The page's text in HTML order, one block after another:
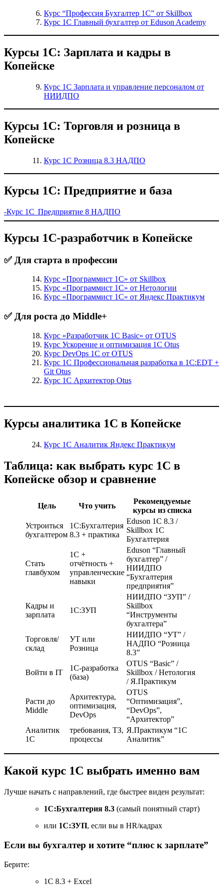
Курс “Профессия Бухгалтер 1С” от Skillbox
Курс 1С Главный бухгалтер от Eduson Academy
Курсы 1С: Зарплата и кадры в
Копейске
Курс 1С Зарплата и управление персоналом от
НИИДПО
Курсы 1С: Торговля и розница в
Копейске
Курс 1С Розница 8.3 НАДПО
Курсы 1С: Предприятие и база
-Курс 1С Предприятие 8 НАДПО
Курсы 1С-разработчик в Копейске
✅ Для старта в профессии
Курс «Программист 1С» от Skillbox
Курс «Программист 1С» от Нетологии
Курс «Программист 1С» от Яндекс Практикум
✅ Для роста до Middle+
Курс «Разработчик 1С Basic» от OTUS
Курс Ускорение и оптимизация 1С Otus
Курс DevOps 1С от OTUS
Курс 1С Профессиональная разработка в 1С:EDT +
Git Otus
Курс 1С Архитектор Otus
Курсы аналитика 1С в Копейске
Курс 1С Аналитик Яндекс Практикум
Таблица: как выбрать курс 1С в
Копейске обзор и сравнение
Цель Что учить
Рекомендуемые
курсы из списка
Устроиться
бухгалтером
1С:Бухгалтерия
8.3 + практика
Eduson 1С 8.3 /
Skillbox 1С
Бухгалтерия
Стать
главбухом
1С +
отчётность +
управленческие
навыки
Eduson “Главный
бухгалтер” /
НИИДПО
“Бухгалтерия
предприятия”
Кадры и
зарплата
1С:ЗУП
НИИДПО “ЗУП” /
Skillbox
“Инструменты
бухгалтера”
Торговля/
склад
УТ или
Розница
НИИДПО “УТ” /
НАДПО “Розница
8.3”
Войти в IT
1С-разработка
(база)
OTUS “Basic” /
Skillbox / Нетология
/ Я.Практикум
Расти до
Middle
Архитектура,
оптимизация,
DevOps
OTUS
“Оптимизация”,
“DevOps”,
“Архитектор”
Аналитик
1С
требования, ТЗ,
процессы
Я.Практикум “1С
Аналитик”
Какой курс 1С выбрать именно вам
Лучше начать с направлений, где быстрее виден результат:
1С:Бухгалтерия 8.3 (самый понятный старт)
или 1С:ЗУП, если вы в HR/кадрах
Если вы бухгалтер и хотите “плюс к зарплате”
Берите:
1С 8.3 + Excel